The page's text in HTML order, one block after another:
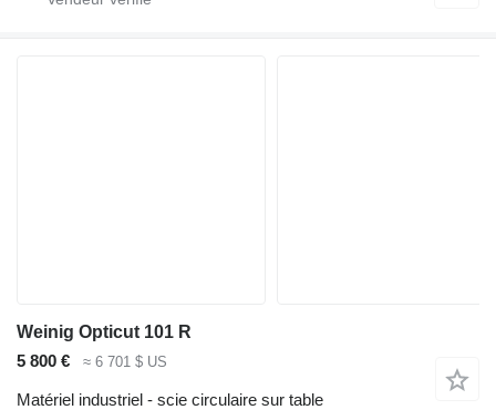
Weinig Opticut 101 R
5 800 €
≈ 6 701 $ US
Matériel industriel - scie circulaire sur table